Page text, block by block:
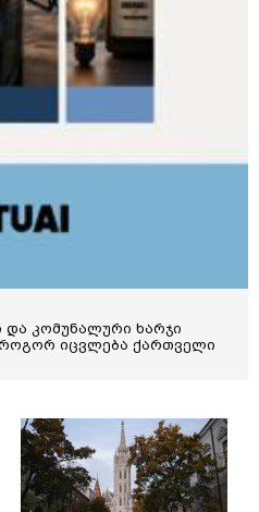
და კომუნალური ხარჯი
იცვლება ქართველი